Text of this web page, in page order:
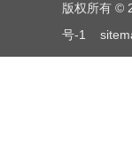
版权所有 ©
号-1